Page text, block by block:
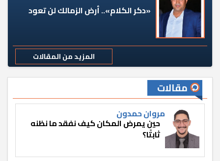
«دكر الكلام».. أرض الزمالك لن تعود
المزيد من المقالات
مقالات
مروان حمدون
حين يمرض المكان كيف نفقد ما نظنه
ثابتًا؟